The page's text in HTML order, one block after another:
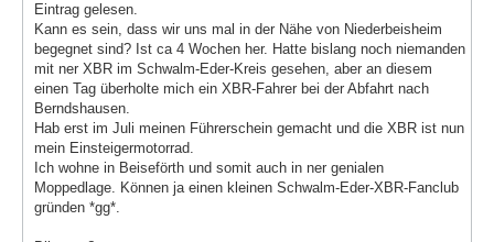
Eintrag gelesen.
Kann es sein, dass wir uns mal in der Nähe von Niederbeisheim
begegnet sind? Ist ca 4 Wochen her. Hatte bislang noch niemanden
mit ner XBR im Schwalm-Eder-Kreis gesehen, aber an diesem
einen Tag überholte mich ein XBR-Fahrer bei der Abfahrt nach
Berndshausen.
Hab erst im Juli meinen Führerschein gemacht und die XBR ist nun
mein Einsteigermotorrad.
Ich wohne in Beiseförth und somit auch in ner genialen
Moppedlage. Können ja einen kleinen Schwalm-Eder-XBR-Fanclub
gründen *gg*.